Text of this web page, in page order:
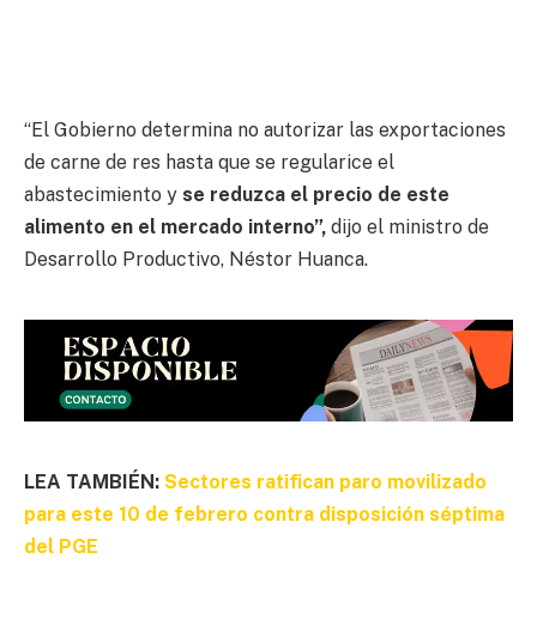
“El Gobierno determina no autorizar las exportaciones
de carne de res hasta que se regularice el
abastecimiento y se reduzca el precio de este
alimento en el mercado interno”, dijo el ministro de
Desarrollo Productivo, Néstor Huanca.
LEA TAMBIÉN: Sectores ratifican paro movilizado
para este 10 de febrero contra disposición séptima
del PGE